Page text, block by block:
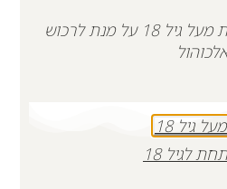
הוספה לסל
על פי חוק, עליך להיות מעל גיל 18 על מנת לרכוש
גיל 18
לגיל 18